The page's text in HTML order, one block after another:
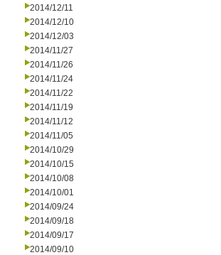
2014/12/11
2014/12/10
2014/12/03
2014/11/27
2014/11/26
2014/11/24
2014/11/22
2014/11/19
2014/11/12
2014/11/05
2014/10/29
2014/10/15
2014/10/08
2014/10/01
2014/09/24
2014/09/18
2014/09/17
2014/09/10